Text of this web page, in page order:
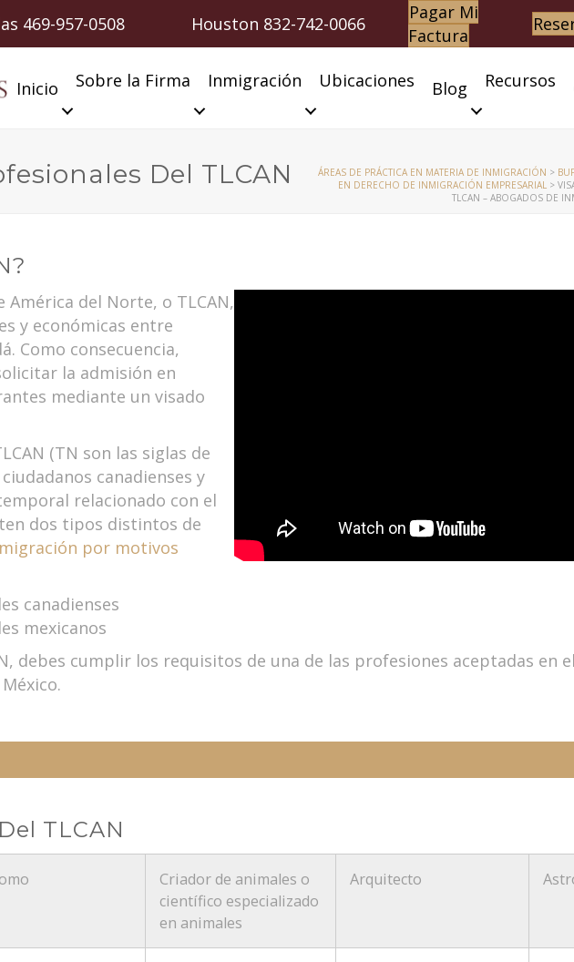
469-957-0508 Houston 832-742-0066
Pagar Mi
Factura
Inicio Sobre la Firma Inmigración Ubicaciones Blog Recursos
Del TLCAN ÁREAS DE PRÁCTICA EN MATERIA DE INMIGRACIÓN >
EN DERECHO DE INMIGRACIÓN EMPRESARIAL>
TLCAN – ABOGADOS DE
del Norte, o TLCAN,
y económicas entre
Como consecuencia,
la admisión en
mediante un visado
(TN son las siglas de
canadienses y
relacionado con el
dos tipos distintos de
por motivos
canadienses
mexicanos
debes cumplir los requisitos de una de las profesiones aceptadas en
TLCAN
Criador de animales o
científico especializado
en animales
Arquitecto